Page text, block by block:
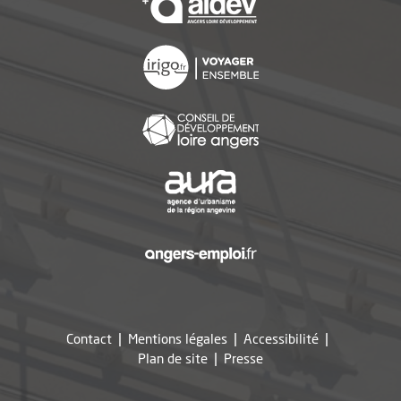
Contact Mentions légales
Accessibilité
Plan de site
Presse, Ouvre une nouvelle